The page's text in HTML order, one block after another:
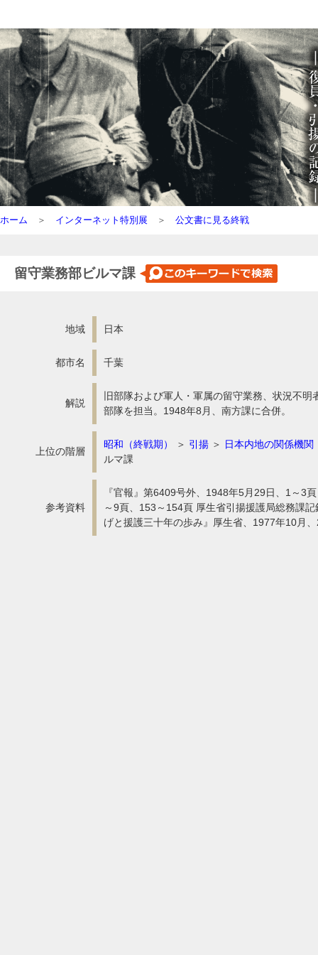
ホーム ＞ インターネット特別展 ＞ 公文書に見る終戦
留守業務部ビルマ課
地域 日本
都市名 千葉
解説
旧部隊および軍人・軍属の留守業務、状況不
部隊を担当。1948年8月、南方課に合併。
上位の階層
昭和（終戦期） ＞ 引揚 ＞ 日本内地の関係機関
ルマ課
参考資料
『官報』第6409号外、1948年5月29日、1～3
～9頁、153～154頁 厚生省引揚援護局総務課
げと援護三十年の歩み』厚生省、1977年10月